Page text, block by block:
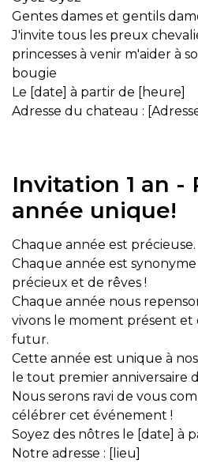
Gentes dames et gentils
J'invite tous les preux
princesses à venir m'aider à
bougie
Le [date] à partir de [heure]
Adresse du chateau :
Invitation 1 an -
année unique!
Chaque année est précieuse.
Chaque année est
précieux et de rêves !
Chaque année nous
vivons le moment présent et
futur.
Cette année est unique à
le tout premier anniversaire
Nous serons ravi de vous
célébrer cet événement !
Soyez des nôtres le [date] à
Notre adresse : [lieu]